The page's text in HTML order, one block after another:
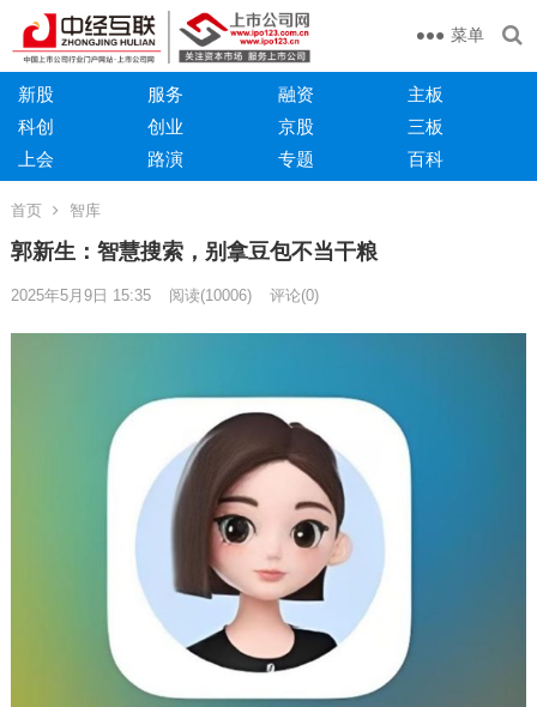
菜单
新股 服务 融资
主板
科创
创业 京股
三板
上会
路演 专题 百科
首页 智库
郭新生：智慧搜索，别拿豆包不当干粮
2025年5月9日 15:35 阅读(10006) 评论(0)